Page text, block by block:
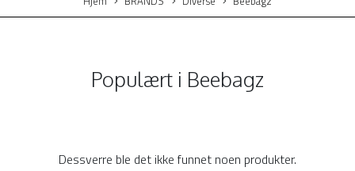
Populært i Beebagz
Dessverre ble det ikke funnet noen produkter.